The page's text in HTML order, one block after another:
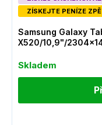
ZÍSKEJTE PENÍZE
Samsung Galaxy
X520/10,9"/
Skladem